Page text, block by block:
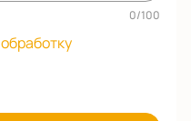
0/100
обработку